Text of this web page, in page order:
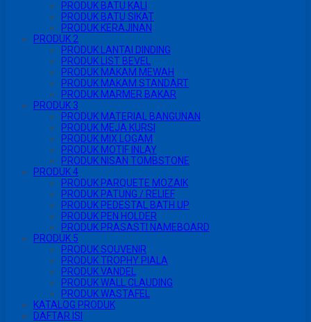
PRODUK BATU KALI
PRODUK BATU SIKAT
PRODUK KERAJINAN
PRODUK 2
PRODUK LANTAI DINDING
PRODUK LIST BEVEL
PRODUK MAKAM MEWAH
PRODUK MAKAM STANDART
PRODUK MARMER BAKAR
PRODUK 3
PRODUK MATERIAL BANGUNAN
PRODUK MEJA KURSI
PRODUK MIX LOGAM
PRODUK MOTIF INLAY
PRODUK NISAN TOMBSTONE
PRODUK 4
PRODUK PARQUETE MOZAIK
PRODUK PATUNG / RELIEF
PRODUK PEDESTAL BATH UP
PRODUK PEN HOLDER
PRODUK PRASASTI NAMEBOARD
PRODUK 5
PRODUK SOUVENIR
PRODUK TROPHY PIALA
PRODUK VANDEL
PRODUK WALL CLAUDING
PRODUK WASTAFEL
KATALOG PRODUK
DAFTAR ISI